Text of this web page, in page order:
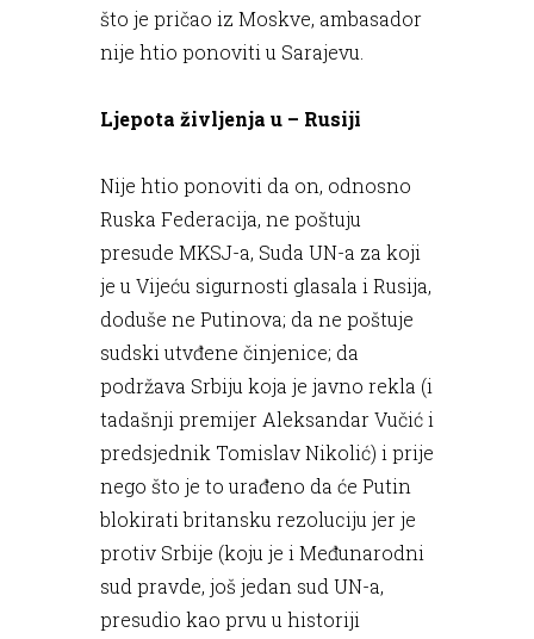
što je pričao iz Moskve, ambasador
nije htio ponoviti u Sarajevu.
Ljepota življenja u – Rusiji
Nije htio ponoviti da on, odnosno
Ruska Federacija, ne poštuju
presude MKSJ-a, Suda UN-a za koji
je u Vijeću sigurnosti glasala i Rusija,
doduše ne Putinova; da ne poštuje
sudski utvđene činjenice; da
podržava Srbiju koja je javno rekla (i
tadašnji premijer Aleksandar Vučić i
predsjednik Tomislav Nikolić) i prije
nego što je to urađeno da će Putin
blokirati britansku rezoluciju jer je
protiv Srbije (koju je i Međunarodni
sud pravde, još jedan sud UN-a,
presudio kao prvu u historiji